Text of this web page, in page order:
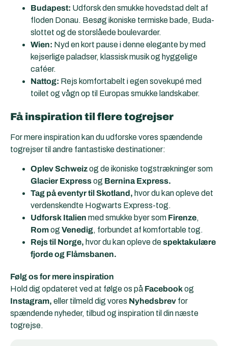
Budapest: Udforsk den smukke hovedstad delt af
floden Donau. Besøg ikoniske termiske bade, Buda-
slottet og de storslåede boulevarder.
Wien: Nyd en kort pause i denne elegante by med
kejserlige paladser, klassisk musik og hyggelige
caféer.
Nattog: Rejs komfortabelt i egen sovekupé med
toilet og vågn op til Europas smukke landskaber.
Få inspiration til flere togrejser
For mere inspiration kan du udforske vores spændende
togrejser til andre fantastiske destinationer:
Oplev Schweizog de ikoniske togstrækninger som
Glacier Expressog Bernina Express.
Tag på eventyr til Skotland, hvor du kan opleve det
verdenskendte Hogwarts Express-tog.
Udforsk Italien med smukke byer som Firenze,
Romog Venedig, forbundet af komfortable tog.
Rejs til Norge, hvor du kan opleve despektakulære
fjorde og Flåmsbanen.
Følg os for mere inspiration
Hold dig opdateret ved at følge os på Facebookog
Instagram, eller tilmeld dig vores Nyhedsbrev for
spændende nyheder, tilbud og inspiration til din næste
togrejse.